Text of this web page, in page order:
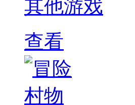
其他游戏
查看